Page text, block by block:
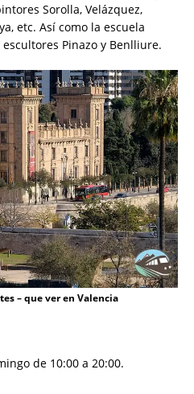
Sorolla, Velázquez,
etc. Así como la escuela
Pinazo y Benlliure.
– que ver en Valencia
de 10:00 a 20:00.